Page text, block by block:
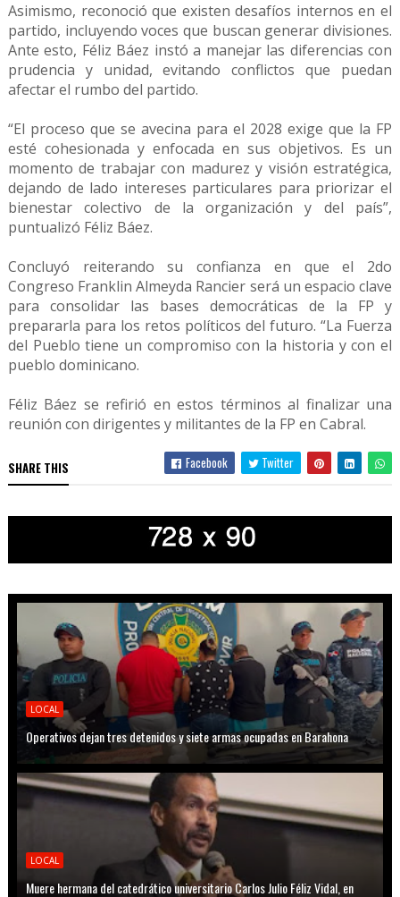
Asimismo, reconoció que existen desafíos internos en el
partido, incluyendo voces que buscan generar divisiones.
Ante esto, Féliz Báez instó a manejar las diferencias con
prudencia y unidad, evitando conflictos que puedan
afectar el rumbo del partido.
“El proceso que se avecina para el 2028 exige que la FP
esté cohesionada y enfocada en sus objetivos. Es un
momento de trabajar con madurez y visión estratégica,
dejando de lado intereses particulares para priorizar el
bienestar colectivo de la organización y del país”,
puntualizó Féliz Báez.
Concluyó reiterando su confianza en que el 2do
Congreso Franklin Almeyda Rancier será un espacio clave
para consolidar las bases democráticas de la FP y
prepararla para los retos políticos del futuro. “La Fuerza
del Pueblo tiene un compromiso con la historia y con el
pueblo dominicano.
Féliz Báez se refirió en estos términos al finalizar una
reunión con dirigentes y militantes de la FP en Cabral.
SHARE THIS Facebook Twitter
LOCAL
Operativos dejan tres detenidos y siete armas ocupadas en Barahona
LOCAL
Muere hermana del catedrático universitario Carlos Julio Féliz Vidal, en